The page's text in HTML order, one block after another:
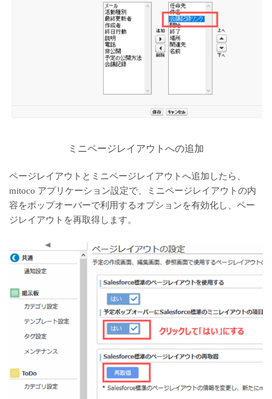
ミニページレイアウトへの追加
ページレイアウトとミニページレイアウトへ追加したら、
mitoco アプリケーション設定で、ミニページレイアウトの内
容をポップオーバーで利用するオプションを有効化し、ペー
ジレイアウトを再取得します。